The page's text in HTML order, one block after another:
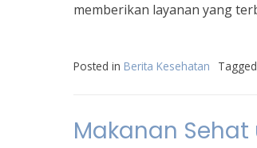
memberikan layanan yang
Posted in Berita Kesehatan Tagged
Makanan Sehat